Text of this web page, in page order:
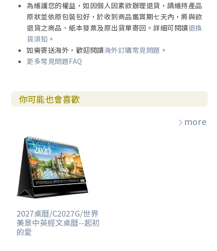
為維護您的權益，如因個人因素欲辦理退貨，請維持產品
原狀並依原包裝包好，於收到商品鑑賞期七天內，將與欲
退貨之商品、紙本發票及原出貨單寄回。詳細可閱讀退換
貨須知 。
如需寄送海外，歡迎閱讀海外訂購常見問題 。
更多常見問題FAQ
你可能也會喜歡
more
2027桌曆/C2027G/世界
美景中英經文桌曆--起初
的愛